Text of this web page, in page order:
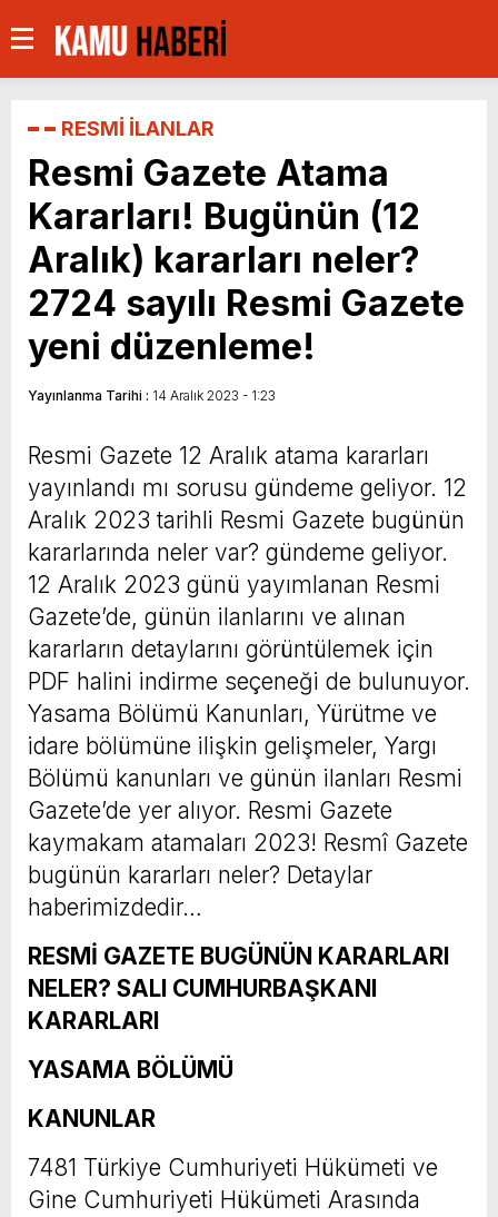
RESMİ İLANLAR
Resmi Gazete Atama
Kararları! Bugünün (12
Aralık) kararları neler?
2724 sayılı Resmi Gazete
yeni düzenleme!
Yayınlanma Tarihi : 14 Aralık 2023 - 1:23
Resmi Gazete 12 Aralık atama kararları
yayınlandı mı sorusu gündeme geliyor. 12
Aralık 2023 tarihli Resmi Gazete bugünün
kararlarında neler var? gündeme geliyor.
12 Aralık 2023 günü yayımlanan Resmi
Gazete’de, günün ilanlarını ve alınan
kararların detaylarını görüntülemek için
PDF halini indirme seçeneği de bulunuyor.
Yasama Bölümü Kanunları, Yürütme ve
idare bölümüne ilişkin gelişmeler, Yargı
Bölümü kanunları ve günün ilanları Resmi
Gazete’de yer alıyor. Resmi Gazete
kaymakam atamaları 2023! Resmî Gazete
bugünün kararları neler? Detaylar
haberimizdedir…
RESMİ GAZETE BUGÜNÜN KARARLARI
NELER? SALI CUMHURBAŞKANI
KARARLARI
YASAMA BÖLÜMÜ
KANUNLAR
7481 Türkiye Cumhuriyeti Hükümeti ve
Gine Cumhuriyeti Hükümeti Arasında